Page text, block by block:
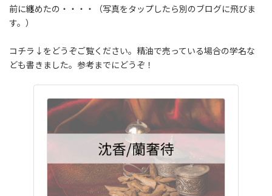
前に纏めたの・・・・（写真をタップしたら別のブログに飛びま
す。）
コチラ↓をどうぞご覧ください。精油で売っている場合の学名な
ども書きました。参考までにどうぞ！